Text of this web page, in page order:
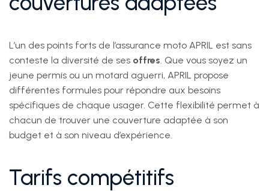
L’un des points forts de l’assurance moto APRIL est sans
conteste la diversité de ses offres. Que vous soyez un
jeune permis ou un motard aguerri, APRIL propose
différentes formules pour répondre aux besoins
spécifiques de chaque usager. Cette flexibilité permet à
chacun de trouver une couverture adaptée à son
budget et à son niveau d’expérience.
Tarifs compétitifs